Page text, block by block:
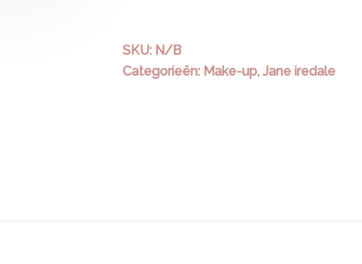
SKU: N/B
Categorieën: Make-up, Jane iredale